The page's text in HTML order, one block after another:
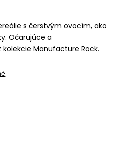
s čerstvým ovocím, ako
Očarujúce a
Manufacture Rock.